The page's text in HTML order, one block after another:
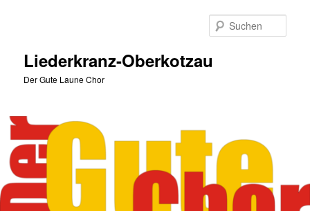
Liederkranz-Oberkotzau
Der Gute Laune Chor